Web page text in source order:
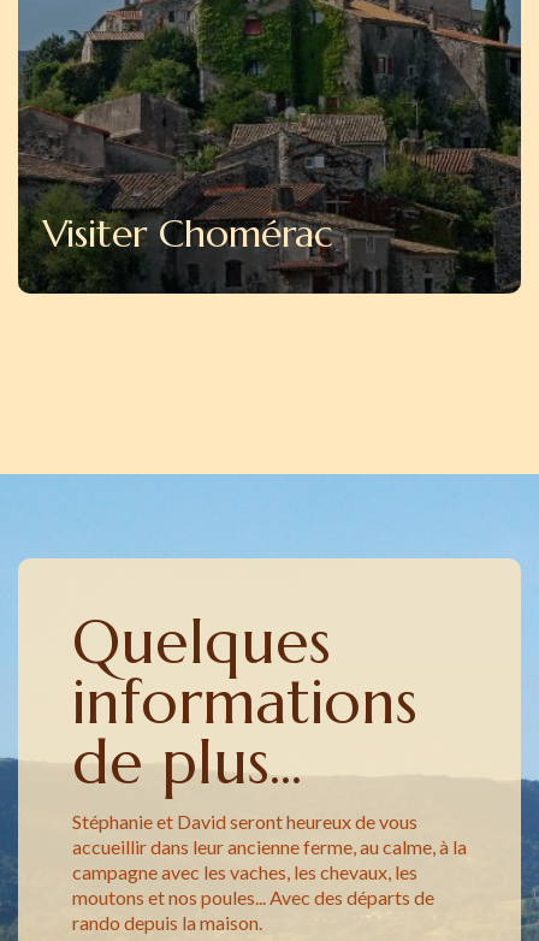
Visiter Chomérac
Quelques
informations
de plus...
Stéphanie et David seront heureux de vous
accueillir dans leur ancienne ferme, au calme, à la
campagne avec les vaches, les chevaux, les
moutons et nos poules... Avec des départs de
rando depuis la maison.